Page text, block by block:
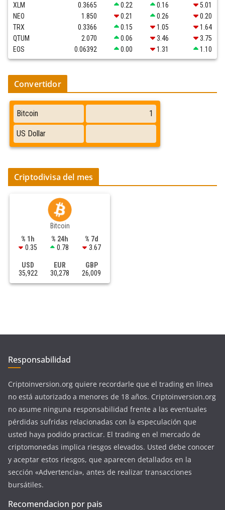
XLM
0.3665 0.22 0.16
5.01
NEO
1.850 0.21 0.26
0.20
TRX
0.3366 0.15 1.05
1.64
QTUM
2.070 0.06 3.46
3.75
EOS
0.06392 0.00 1.31 1.10
Convertidor
Criptodivisa del mes
Bitcoin
% 1h
0.35
% 24h
0.78
% 7d
3.67
USD
35,922
EUR
30,278
GBP
26,009
Responsabilidad
Criptoinversion.org quiere recordarle que el trading en línea
no está autorizado a menores de 18 años. Criptoinversion.org
no asume ninguna responsabilidad frente a las eventuales
pérdidas sufridas relacionadas con la especulación que
usted haya podido practicar. El trading en el mercado de
criptomonedas implica riesgos elevados. Usted debe conocer
y aceptar estos riesgos, que aparecen detallados en la
sección «Advertencia», antes de realizar transacciones
bursátiles.
Recomendacion por pais